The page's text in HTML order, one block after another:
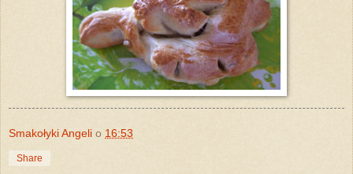
Smakołyki Angeli o 16:53
Share